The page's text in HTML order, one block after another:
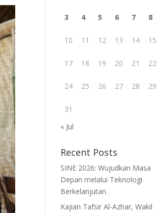
3 4 5 6 7 8
10 11 12 13 14 15
17 18 19 20 21 22
24 25 26 27 28 29
31
« Jul
Recent Posts
SINE 2026: Wujudkan Masa
Depan melalui Teknologi
Berkelanjutan
Kajian Tafsir Al-Azhar, Wakil